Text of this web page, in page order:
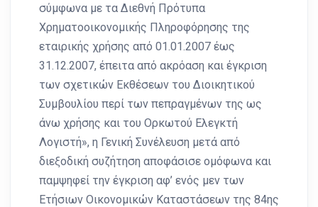
σύμφωνα με τα Διεθνή Πρότυπα
Χρηματοοικονομικής Πληροφόρησης της
εταιρικής χρήσης από 01.01.2007 έως
31.12.2007, έπειτα από ακρόαση και έγκριση
των σχετικών Εκθέσεων του Διοικητικού
Συμβουλίου περί των πεπραγμένων της ως
άνω χρήσης και του Ορκωτού Ελεγκτή
Λογιστή», η Γενική Συνέλευση μετά από
διεξοδική συζήτηση αποφάσισε ομόφωνα και
παμψηφεί την έγκριση αφ’ ενός μεν των
Ετήσιων Οικονομικών Καταστάσεων της 84ης